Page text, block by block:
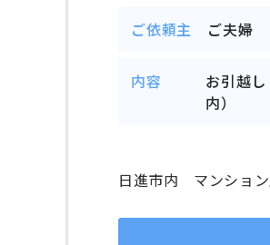
ご依頼主 ご夫婦
内容
お引越
内）
日進市内 マンショ